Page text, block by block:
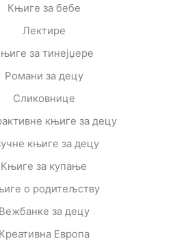
Књиге за бебе
Лектире
за тинејџере
Романи за децу
Сликовнице
књиге за децу
књиге за децу
Књиге за купање
о родитељству
Вежбанке за децу
Креативна Европа